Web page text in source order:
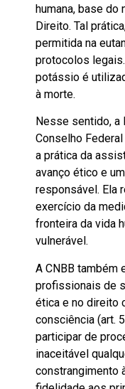
humana, base
Direito. Tal
permitida na
protocolos
potássio é
à morte.
Nesse sentido, a
Conselho
a prática da
avanço ético e
responsável. Ela
exercício da
fronteira da vida
vulnerável.
A CNBB também
profissionais de
ética e no direito
consciência (art.
participar de
inaceitável
constrangimento